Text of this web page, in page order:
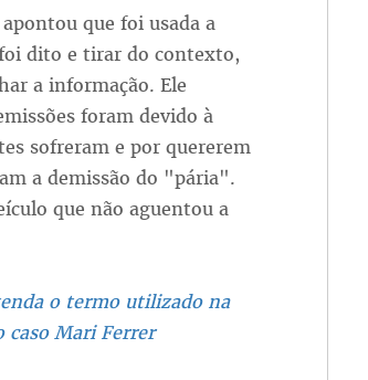
que foi usada a
dito e tirar do contexto,
a informação. Ele
foram devido à
sofreram e por quererem
a demissão do "pária".
que não aguentou a
o termo utilizado na
caso Mari Ferrer